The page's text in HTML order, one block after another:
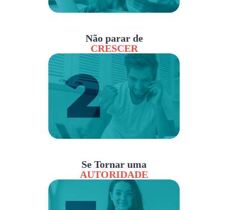
Não parar de
CRESCER
Se Tornar uma
AUTORIDADE